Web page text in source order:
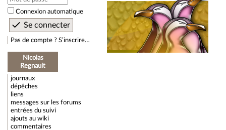
Connexion automatique
Pas de compte ? S’inscrire…
Nicolas
Regnault
journaux
dépêches
liens
messages sur les forums
entrées du suivi
ajouts au wiki
commentaires